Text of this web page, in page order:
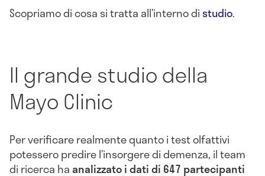
Scopriamo di cosa si tratta all’interno di studio.
Il grande studio della
Mayo Clinic
Per verificare realmente quanto i test olfattivi
potessero predire l’insorgere di demenza, il team
di ricerca haanalizzato i dati di 647 partecipanti